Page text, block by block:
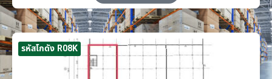
รหัสโกดัง R08K